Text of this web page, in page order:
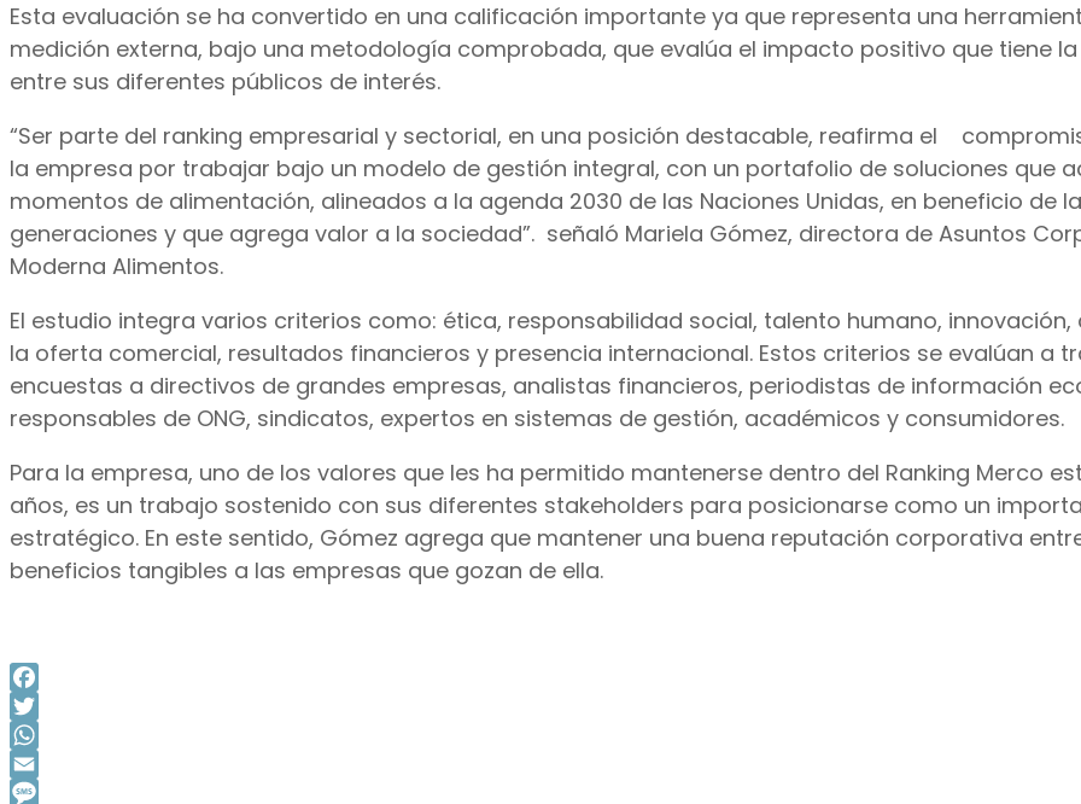
Esta evaluación se ha convertido en una calificación importante ya que representa una
medición externa, bajo una metodología comprobada, que evalúa el impacto positivo que tiene
entre sus diferentes públicos de interés.
“Ser parte del ranking empresarial y sectorial, en una posición destacable, reafirma el
la empresa por trabajar bajo un modelo de gestión integral, con un portafolio de soluciones que
momentos de alimentación, alineados a la agenda 2030 de las Naciones Unidas, en beneficio de
generaciones y que agrega valor a la sociedad”. señaló Mariela Gómez, directora de Asuntos
Moderna Alimentos.
El estudio integra varios criterios como: ética, responsabilidad social, talento humano,
la oferta comercial, resultados financieros y presencia internacional. Estos criterios se evalúan a
encuestas a directivos de grandes empresas, analistas financieros, periodistas de información
responsables de ONG, sindicatos, expertos en sistemas de gestión, académicos y consumidores.
Para la empresa, uno de los valores que les ha permitido mantenerse dentro del Ranking Merco
años, es un trabajo sostenido con sus diferentes stakeholders para posicionarse como un
estratégico. En este sentido, Gómez agrega que mantener una buena reputación corporativa
beneficios tangibles a las empresas que gozan de ella.
Facebook
Twitter
WhatsApp
Email